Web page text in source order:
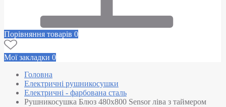
Порівняння товарів 0
Мої закладки 0
Головна
Електричні рушникосушки
Електричні - фарбована сталь
Рушникосушка Блюз 480х800 Sensor ліва з таймером